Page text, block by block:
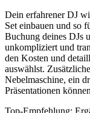
Dein erfahrener DJ
Set einbauen und so
Buchung deines DJs
unkompliziert und
den Kosten und
auswählst.
Nebelmaschine, ein
Präsentationen
Top-Empfehlung: